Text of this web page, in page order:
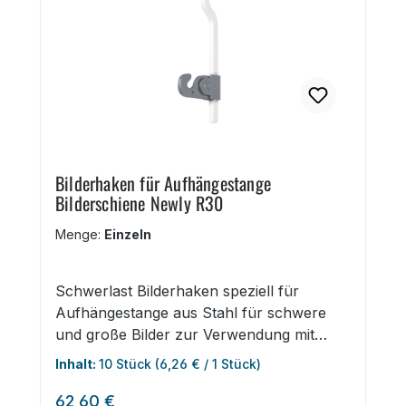
EndkappenMontagematerial, Bilderstangen
Bilderhaken für Aufhängestange
Bilderschiene Newly R30
Menge: Einzeln
Schwerlast Bilderhaken speziell für
Aufhängestange aus Stahl für schwere
und große Bilder zur Verwendung mit
Newly R30 PROFESSIONELL
Schwerlastschienen Tragkraft 40 kg im
10er-Pack Details zu Bilderhaken für
Inhalt: 10 Stück (6,26 € / 1 Stück)
Regulärer Preis:
62,60 €